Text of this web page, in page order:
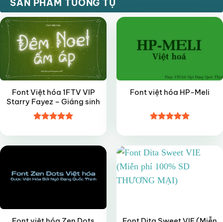
SẢN PHẨM TƯƠNG TỰ
Font Việt hóa 1FTV VIP
Starry Fayez – Giáng sinh
hạng55
Font việt hóa HP-Meli
hạng55